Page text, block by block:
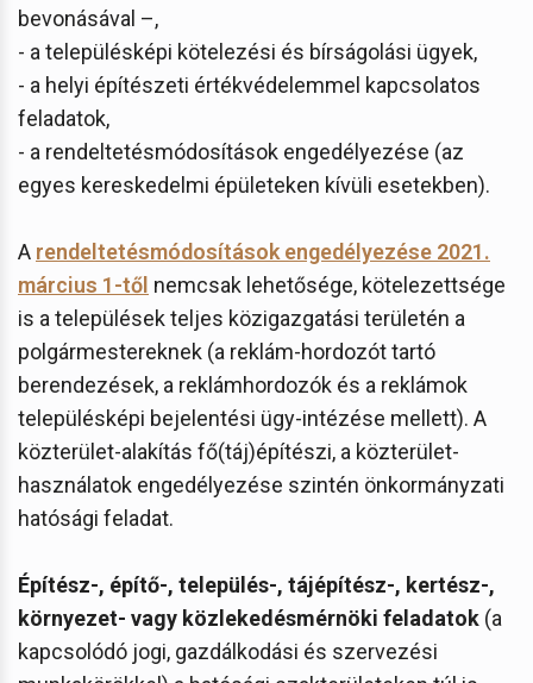
bevonásával –,
- a településképi kötelezési és bírságolási ügyek,
- a helyi építészeti értékvédelemmel kapcsolatos
feladatok,
- a rendeltetésmódosítások engedélyezése (az
egyes kereskedelmi épületeken kívüli esetekben).
A rendeltetésmódosítások engedélyezése 2021.
március 1-től nemcsak lehetősége, kötelezettsége
is a települések teljes közigazgatási területén a
polgármestereknek (a reklám-hordozót tartó
berendezések, a reklámhordozók és a reklámok
településképi bejelentési ügy-intézése mellett). A
közterület-alakítás fő(táj)építészi, a közterület-
használatok engedélyezése szintén önkormányzati
hatósági feladat.
Építész-, építő-, település-, tájépítész-, kertész-,
környezet- vagy közlekedésmérnöki feladatok (a
kapcsolódó jogi, gazdálkodási és szervezési